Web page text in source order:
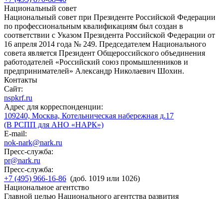
Национальный совет
Национальный совет при Президенте Российской Федерации
по профессиональным квалификациям был создан в
соответствии с Указом Президента Российской Федерации от
16 апреля 2014 года № 249. Председателем Национального
совета является Президент Общероссийского объединения
работодателей «Российский союз промышленников и
предпринимателей» Александр Николаевич Шохин.
Контакты
Сайт:
nspkrf.ru
Адрес для корреспонденции:
109240, Москва, Котельническая набережная д.17
(В РСПП для АНО «НАРК»)
E-mail:
nok-nark@nark.ru
Пресс-служба:
pr@nark.ru
Пресс-служба:
+7 (495) 966-16-86 (доб. 1019 или 1026)
Национальное агентство
Главной целью Национального агентства развития